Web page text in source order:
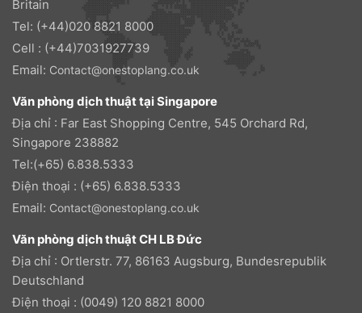
Britain
Tel: (+44)020 8821 8000
Cell : (+44)7031927739
Email: Contact@onestoplang.co.uk
Văn phòng dịch thuật tại Singapore
Địa chỉ : Far East Shopping Centre, 545 Orchard Rd,
Singapore 238882
Tel:(+65) 6.838.5333
Điện thoại : (+65) 6.838.5333
Email: Contact@onestoplang.co.uk
Văn phòng dịch thuật CH LB Đức
Địa chỉ : Ortlerstr. 77, 86163 Augsburg, Bundesrepublik
Deutschland
Điện thoại : (0049) 120 8821 8000